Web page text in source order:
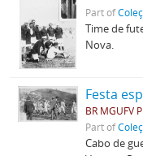
Part of
Time de
Nova.
Festa
BR MGUFV
Part of
Cabo de